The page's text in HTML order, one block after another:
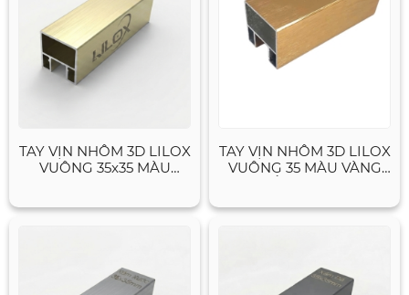
TAY VỊN NHÔM 3D LILOX
VUÔNG 35x35 MÀU
TAY VỊN NHÔM 3D LILOX
VUÔNG 35 MÀU VÀNG